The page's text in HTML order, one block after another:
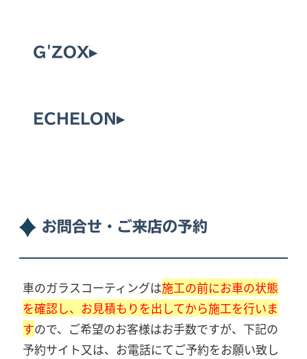
G'ZOX▸
ECHELON▸
お問合せ・ご来店の予約
車のガラスコーティングは施工の前にお車の状態
を確認し、お見積もりを出してから施工を行いま
すので、ご希望のお客様はお手数ですが、下記の
予約サイト又は、お電話にてご予約をお願い致し